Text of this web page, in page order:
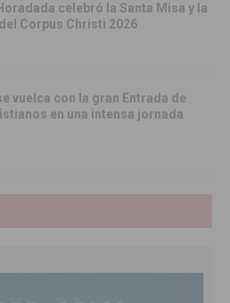
celebró la Santa Misa y la
Corpus Christi 2026
vuelca con la gran Entrada de
en una intensa jornada